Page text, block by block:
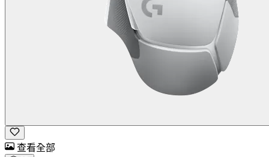
查看全部